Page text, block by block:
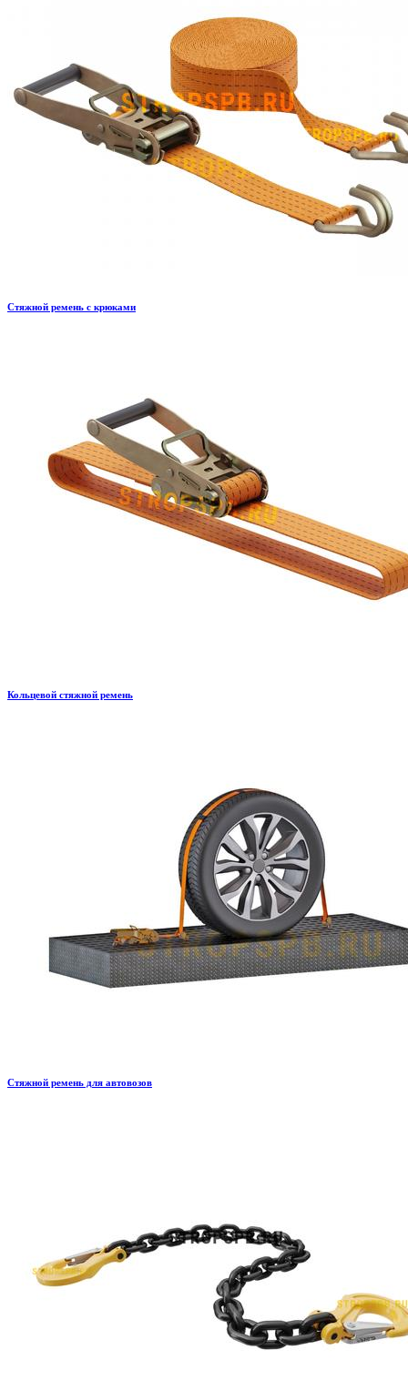
Стяжной ремень с крюками
Кольцевой стяжной ремень
Стяжной ремень для автовозов